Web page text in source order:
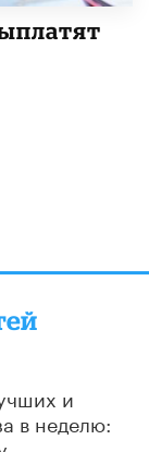
и
в неделю: